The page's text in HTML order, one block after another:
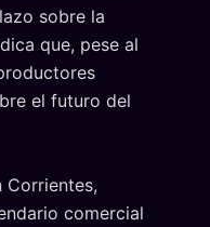
sobre la
que, pese al
el futuro del
Corrientes,
comercial